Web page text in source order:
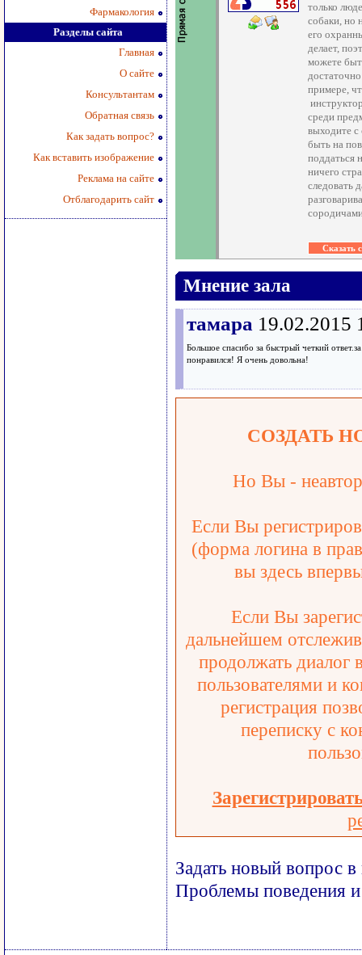
Фармакология
Разделы сайта
Главная
О сайте
Консультантам
Обратная связь
Как задать вопрос?
Как вставить изображение
Реклама на сайте
Отблагодарить сайт
только
собаки, но
его
делает,
можете
примере,
среди
выходите с
быть на
поддаться
ничего
следовать
Мнение зала
тамара 19.02.2015
Большое спасибо за быстрый четкий
понравился! Я очень довольна!
СОЗДАТЬ
Но Вы -
Если Вы
(форма логина в
вы здесь
Если Вы
дальнейшем
продолжать диалог
пользователями и
регистрация
переписку с
Задать новый вопрос
Проблемы поведения и